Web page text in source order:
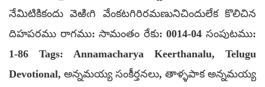
నేమిటికికందు వెఱిఁగి వేంకటగిరిరమణునిచిందులేక కొలిచిన
దిహపరము రాగము: సామంతం రేకు: 0014-04 సంపుటము:
1-86 Tags: Annamacharya Keerthanalu, Telugu
Devotional, అన్నమయ్య సంకీర్తనలు, తాళ్ళపాక అన్నమయ్య